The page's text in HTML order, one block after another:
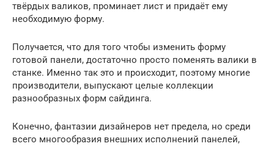
твёрдых валиков, проминает лист и придаёт ему
необходимую форму.
Получается, что для того чтобы изменить форму
готовой панели, достаточно просто поменять валики в
станке. Именно так это и происходит, поэтому многие
производители, выпускают целые коллекции
разнообразных форм сайдинга.
Конечно, фантазии дизайнеров нет предела, но среди
всего многообразия внешних исполнений панелей,